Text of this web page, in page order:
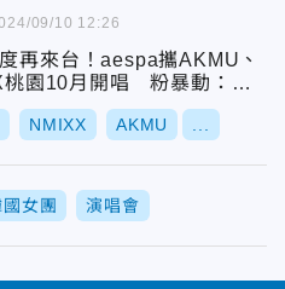
再來台！aespa攜AKMU、
桃園10月開唱 粉暴動：陣
NMIXX AKMU
09/10 12:26
女團 演唱會